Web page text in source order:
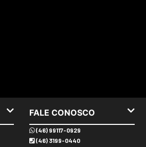
FALE CONOSCO
(46) 99117-0929
(46) 3199-0440